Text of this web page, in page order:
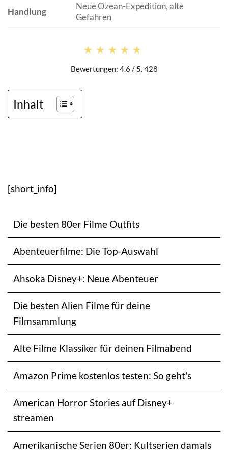
Handlung
Neue Ozean-Expedition, alte
Gefahren
★★★★★
★★★★★
Bewertungen: 4.6 / 5. 428
Inhalt
[short_info]
Die besten 80er Filme Outfits
Abenteuerfilme: Die Top-Auswahl
Ahsoka Disney+: Neue Abenteuer
Die besten Alien Filme für deine
Filmsammlung
Alte Filme Klassiker für deinen Filmabend
Amazon Prime kostenlos testen: So geht's
American Horror Stories auf Disney+
streamen
Amerikanische Serien 80er: Kultserien damals